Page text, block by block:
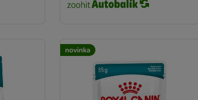
novinka